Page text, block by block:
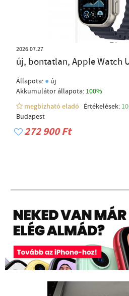
2026.07.27
új, bontatlan, Apple Watch
Állapota: ● új
Akkumulátor állapota: 100%
megbízható eladó
Értékelések:
Budapest
272 900 Ft